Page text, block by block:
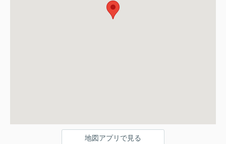
地図アプリで見る